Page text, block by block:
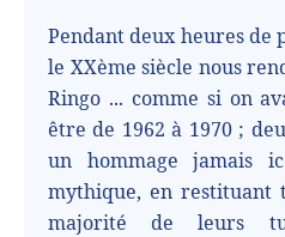
Pendant deux heures de
le XXème siècle nous
Ringo ... comme si on
être de 1962 à 1970 ;
un hommage jamais
mythique, en
majorité de leurs